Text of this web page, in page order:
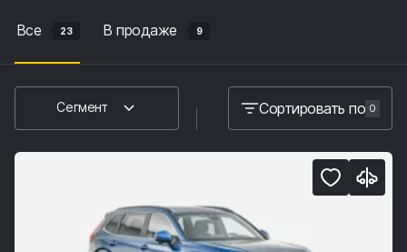
Все 23 В продаже 9
Сегмент Сортировать по 0